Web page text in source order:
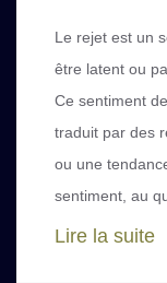
Le rejet est un
être latent ou
Ce sentiment
traduit par des
ou une
sentiment, au
Lire la suite